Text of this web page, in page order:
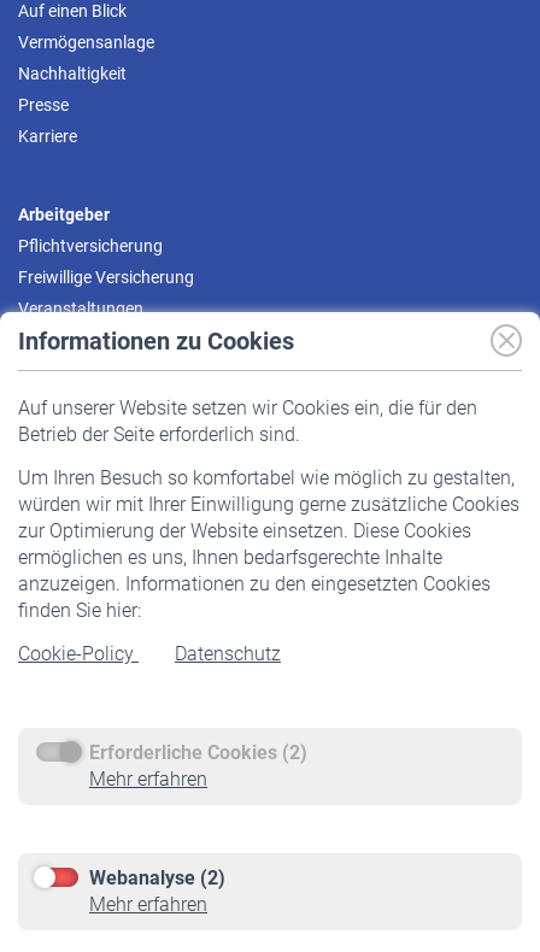
Informationen zu Cookies
Auf unserer Website setzen wir Cookies ein, die für den
Betrieb der Seite erforderlich sind.
Um Ihren Besuch so komfortabel wie möglich zu gestalten,
würden wir mit Ihrer Einwilligung gerne zusätzliche Cookies
zur Optimierung der Website einsetzen. Diese Cookies
ermöglichen es uns, Ihnen bedarfsgerechte Inhalte
anzuzeigen. Informationen zu den eingesetzten Cookies
finden Sie hier:
Cookie-Policy
Datenschutz
Erforderliche Cookies (2)
Mehr erfahren
Webanalyse (2)
Mehr erfahren
Auf einen Blick
Vermögensanlage
Nachhaltigkeit
Presse
Karriere
Arbeitgeber
Pflichtversicherung
Freiwillige Versicherung
Veranstaltungen
Pflichtversicherung
Staatliche Förderung
Veranstaltungen
Rentner
Rentenbeginn
Rente beantragen
Service
Informationen
Online-Rechner
VBLnewsletter